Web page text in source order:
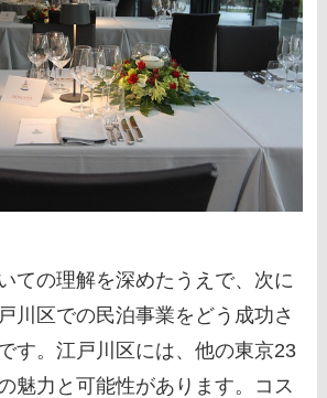
ての理解を深めたうえで、次に
川区での民泊事業をどう成功さ
す。江戸川区には、他の東京23
魅力と可能性があります。コス